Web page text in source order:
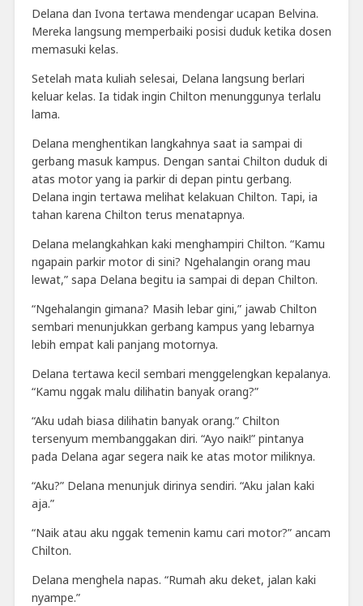
Delana dan Ivona tertawa mendengar ucapan Belvina.
Mereka langsung memperbaiki posisi duduk ketika dosen
memasuki kelas.
Setelah mata kuliah selesai, Delana langsung berlari
keluar kelas. Ia tidak ingin Chilton menunggunya terlalu
lama.
Delana menghentikan langkahnya saat ia sampai di
gerbang masuk kampus. Dengan santai Chilton duduk di
atas motor yang ia parkir di depan pintu gerbang.
Delana ingin tertawa melihat kelakuan Chilton. Tapi, ia
tahan karena Chilton terus menatapnya.
Delana melangkahkan kaki menghampiri Chilton. “Kamu
ngapain parkir motor di sini? Ngehalangin orang mau
lewat,” sapa Delana begitu ia sampai di depan Chilton.
“Ngehalangin gimana? Masih lebar gini,” jawab Chilton
sembari menunjukkan gerbang kampus yang lebarnya
lebih empat kali panjang motornya.
Delana tertawa kecil sembari menggelengkan kepalanya.
“Kamu nggak malu dilihatin banyak orang?”
“Aku udah biasa dilihatin banyak orang.” Chilton
tersenyum membanggakan diri. “Ayo naik!” pintanya
pada Delana agar segera naik ke atas motor miliknya.
“Aku?” Delana menunjuk dirinya sendiri. “Aku jalan kaki
aja.”
“Naik atau aku nggak temenin kamu cari motor?” ancam
Chilton.
Delana menghela napas. “Rumah aku deket, jalan kaki
nyampe.”